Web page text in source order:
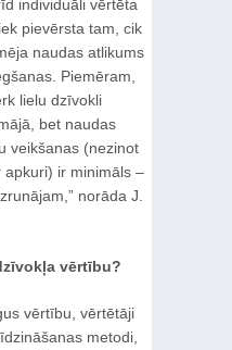
individuāli vērtēta
pievērsta tam, cik
naudas atlikums
Piemēram,
lielu dzīvokli
bet naudas
veikšanas (nezinot
ir minimāls –
norāda J.
vērtību?
vērtību, vērtētāji
metodi,